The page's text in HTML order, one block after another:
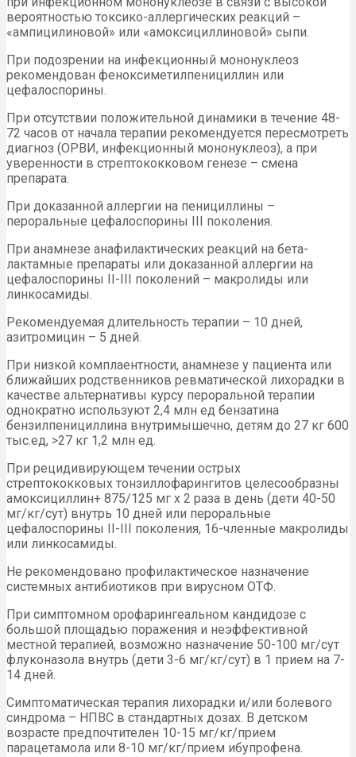
вероятностью токсико-аллергических реакций –
«ампицилиновой» или «амоксициллиновой» сыпи.
При подозрении на инфекционный мононуклеоз
рекомендован феноксиметилпенициллин или
цефалоспорины.
При отсутствии положительной динамики в течение 48-
72 часов от начала терапии рекомендуется пересмотреть
диагноз (ОРВИ, инфекционный мононуклеоз), а при
уверенности в стрептококковом генезе – смена
препарата.
При доказанной аллергии на пенициллины –
пероральные цефалоспорины III поколения.
При анамнезе анафилактических реакций на бета-
лактамные препараты или доказанной аллергии на
цефалоспорины II-III поколений – макролиды или
линкосамиды.
Рекомендуемая длительность терапии – 10 дней,
азитромицин – 5 дней.
При низкой комплаентности, анамнезе у пациента или
ближайших родственников ревматической лихорадки в
качестве альтернативы курсу пероральной терапии
однократно используют 2,4 млн ед бензатина
бензилпенициллина внутримышечно, детям до 27 кг 600
тыс.ед, >27 кг 1,2 млн ед.
При рецидивирующем течении острых
стрептококковых тонзиллофарингитов целесообразны
амоксициллин+ 875/125 мг х 2 раза в день (дети 40-50
мг/кг/сут) внутрь 10 дней или пероральные
цефалоспорины II-III поколения, 16-членные макролиды
или линкосамиды.
Не рекомендовано профилактическое назначение
системных антибиотиков при вирусном ОТФ.
При симптомном орофарингеальном кандидозе с
большой площадью поражения и неэффективной
местной терапией, возможно назначение 50-100 мг/сут
флуконазола внутрь (дети 3-6 мг/кг/сут) в 1 прием на 7-
14 дней.
Симптоматическая терапия лихорадки и/или болевого
синдрома – НПВС в стандартных дозах. В детском
возрасте предпочтителен 10-15 мг/кг/прием
парацетамола или 8-10 мг/кг/прием ибупрофена.